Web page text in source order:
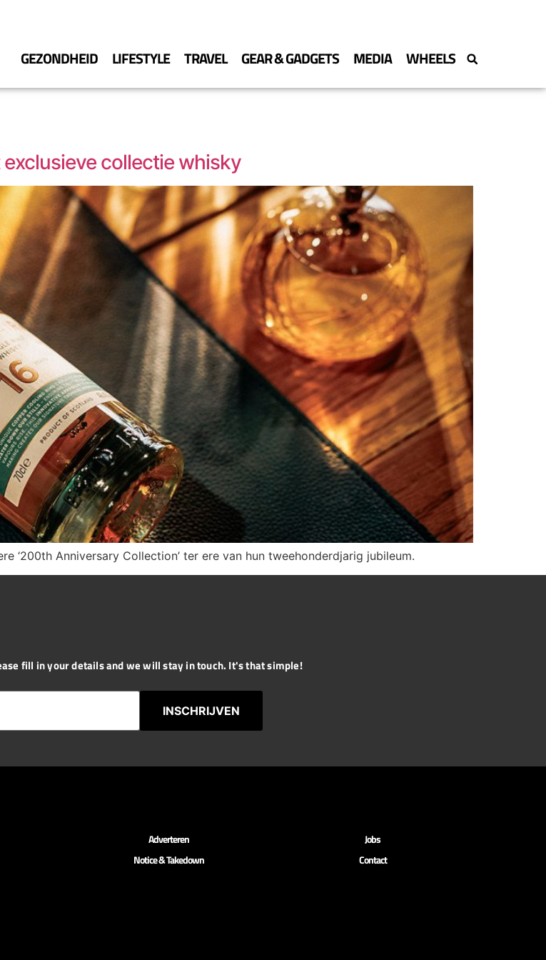
GEZONDHEID LIFESTYLE TRAVEL GEAR & GADGETS MEDIA WHEELS
collectie whisky
‘200th Anniversary Collection’ ter ere van hun tweehonderdjarig jubileum.
fill in your details and we will stay in touch. It's that simple!
INSCHRIJVEN
Adverteren
Notice & Takedown
Jobs
Contact